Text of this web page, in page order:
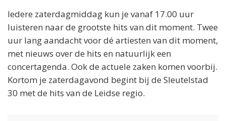
Iedere zaterdagmiddag kun je vanaf 17.00 uur
luisteren naar de grootste hits van dit moment. Twee
uur lang aandacht voor dé artiesten van dit moment,
met nieuws over de hits en natuurlijk een
concertagenda. Ook de actuele zaken komen voorbij.
Kortom je zaterdagavond begint bij de Sleutelstad
30 met de hits van de Leidse regio.